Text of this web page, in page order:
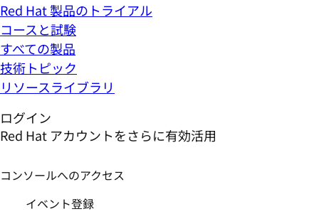
Red Hat 製品のトライアル
コースと試験
すべての製品
技術トピック
リソースライブラリ
ログイン
Red Hat アカウントをさらに有効活用
コンソールへのアクセス
イベント登録